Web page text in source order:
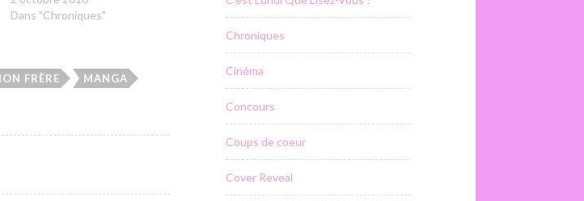
Dans "Chroniques"
FRÈRE MANGA
Chroniques
Cinéma
Concours
Coups de coeur
Cover Reveal